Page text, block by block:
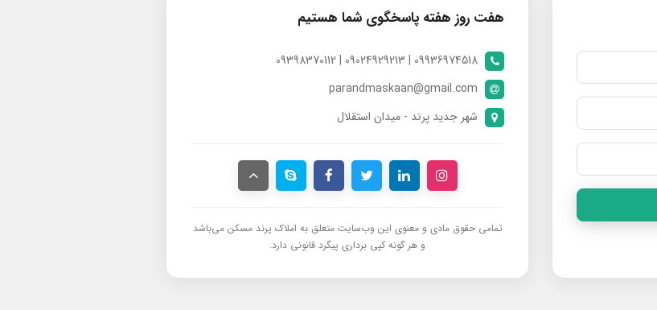
هفت روز هفته پاسخگوی شما هستیم
09936974518 | 09024929213 | 09398370112
parandmaskaan@gmail.com
شهر جدید پرند - میدان استقلال
تمامی حقوق مادی و معنوی این وب‌سایت متعلق به املاک پرند مسکن می‌باشد
و هر گونه کپی برداری پیگرد قانونی دارد.